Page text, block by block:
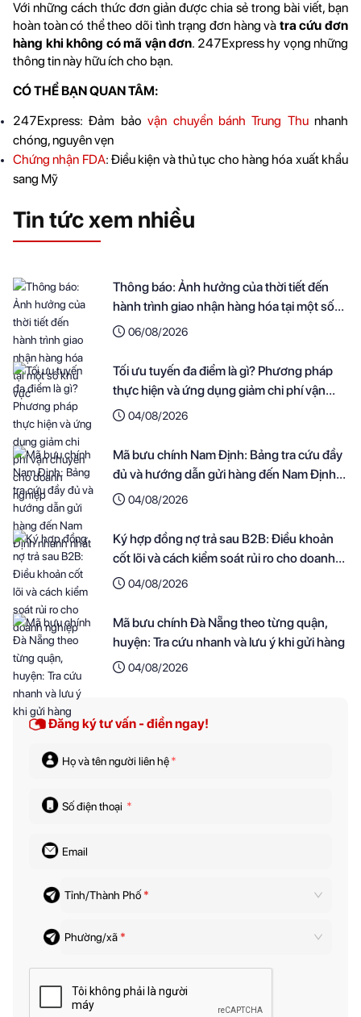
Với những cách thức đơn giản được chia sẻ trong bài viết, bạn
hoàn toàn có thể theo dõi tình trạng đơn hàng và tra cứu đơn
hàng khi không có mã vận đơn. 247Express hy vọng những
thông tin này hữu ích cho bạn.
CÓ THỂ BẠN QUAN TÂM:
247Express: Đảm bảo vận chuyển bánh Trung Thu nhanh
chóng, nguyên vẹn
Chứng nhận FDA: Điều kiện và thủ tục cho hàng hóa xuất khẩu
sang Mỹ
Tin tức xem nhiều
Thông báo: Ảnh hưởng của thời tiết đến
hành trình giao nhận hàng hóa tại một số
khu vực
06/08/2026
Tối ưu tuyến đa điểm là gì? Phương pháp
thực hiện và ứng dụng giảm chi phí vận
chuyển cho doanh nghiệp
04/08/2026
Mã bưu chính Nam Định: Bảng tra cứu đầy
đủ và hướng dẫn gửi hàng đến Nam Định
nhanh nhất
04/08/2026
Ký hợp đồng nợ trả sau B2B: Điều khoản
cốt lõi và cách kiểm soát rủi ro cho doanh
nghiệp
04/08/2026
Mã bưu chính Đà Nẵng theo từng quận,
huyện: Tra cứu nhanh và lưu ý khi gửi hàng
04/08/2026
Đăng ký tư vấn - điền ngay!
Họ và tên người liên hệ*
Số điện thoại *
Email
Tỉnh/Thành Phố *
Phường/xã *